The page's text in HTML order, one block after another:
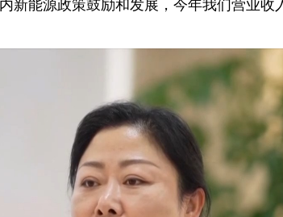
新能源政策鼓励和发展，今年我们营业收